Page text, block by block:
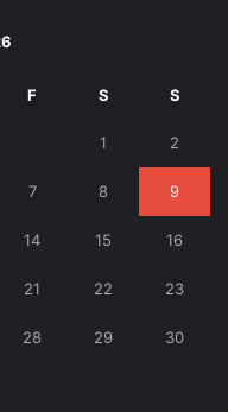
F S S
1 2
7 8 9
14 15 16
21 22 23
28 29 30